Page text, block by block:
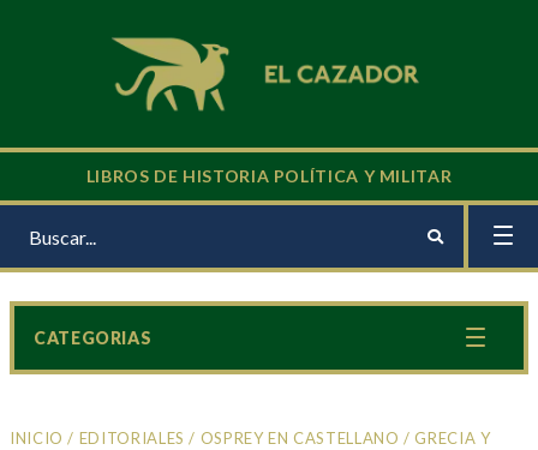
LIBROS DE HISTORIA POLÍTICA Y MILITAR
INICIO / EDITORIALES / OSPREY EN CASTELLANO / GRECIA Y
CATEGORIAS